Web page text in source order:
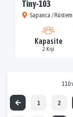
Tiny-103
Sapanca /
Kapasite
2 Kişi
110
1 2